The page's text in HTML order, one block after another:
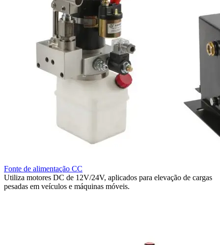
Fonte de alimentação CC
Utiliza motores DC de 12V/24V, aplicados para elevação de cargas
pesadas em veículos e máquinas móveis.